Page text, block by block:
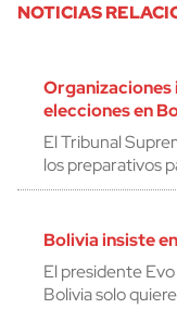
NOTICIAS
elecciones en
El Tribunal
los preparativos
Bolivia insiste
El presidente
Bolivia solo